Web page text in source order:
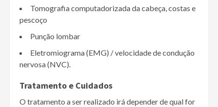
Tomografia computadorizada da cabeça, costas e
pescoço
Punção lombar
Eletromiograma (EMG) / velocidade de condução
nervosa (NVC).
Tratamento e Cuidados
O tratamento a ser realizado irá depender de qual for